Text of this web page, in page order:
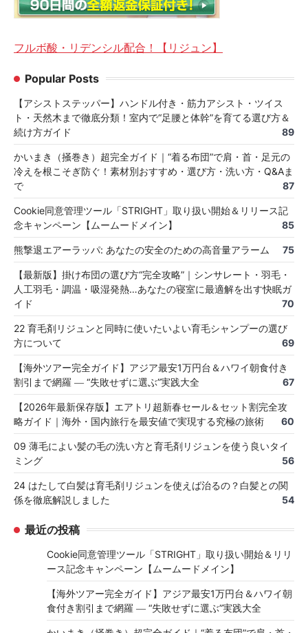
フルボ酸・リデンシル配合！【リジュン】
Popular Posts
【アシストステッパー】ハンドル付き・筋力アシスト・ツイス
ト・天然木まで徹底分類！室内で“足腰と体幹”を育てる選び方＆
続け方ガイド
89
かいまき（掻巻き）超完全ガイド｜“着る布団”で肩・首・足元の
冷えを根こそぎ防ぐ！素材別おすすめ・選び方・洗い方・Q&Aま
で
87
Cookie同意管理ツール「STRIGHT」取り扱い開始＆リリース記
念キャンペーン【ムームードメイン】
85
熊撃退エアーラッパ: あなたの安全のための高音量アラーム 75
【最新版】掛け布団の選び方“完全攻略”｜シンサレート・羽毛・
人工羽毛・調温・吸湿発熱…あなたの寝室に最適解を出す快眠ガ
イド
70
22 育毛剤リジュンと同時に使いたいよい育毛シャンプーの選び
方について
69
【海外ツアー完全ガイド】アジア最安1万円台＆ハワイ朝食付き
割引まで網羅 ― “失敗せずに選ぶ”実践大全
67
【2026年最新保存版】エアトリ超新春セール＆セット割完全攻
略ガイド｜海外・国内旅行を最安値で実現する究極の旅術
60
09 薄毛によい髪の毛の洗い方と育毛剤リジュンを使う良いタイ
ミング
56
24 はたして白髪は育毛剤リジュンを使えば治るの？白髪との関
係を徹底解説しました
54
最近の投稿
Cookie同意管理ツール「STRIGHT」取り扱い開始＆リリ
ース記念キャンペーン【ムームードメイン】
【海外ツアー完全ガイド】アジア最安1万円台＆ハワイ朝
食付き割引まで網羅 ― “失敗せずに選ぶ”実践大全